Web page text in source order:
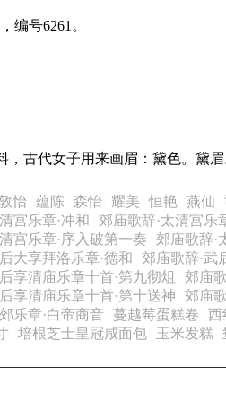
编号6261。
，古代女子用来画眉：黛色。黛
怡 蕴陈 森怡 耀美 恒艳 燕仙
宫乐章·冲和
郊庙歌辞·太清宫乐
宫乐章·序入破第一奏
郊庙歌辞·
大享拜洛乐章·德和
郊庙歌辞·武
享清庙乐章十首·第九彻俎
郊庙
享清庙乐章十首·第十送神
郊庙
乐章·白帝商音
蔓越莓蛋糕卷 西
培根芝士皇冠咸面包 玉米发糕